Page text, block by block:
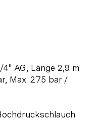
AG, Länge 2,9 m
Max. 275 bar /